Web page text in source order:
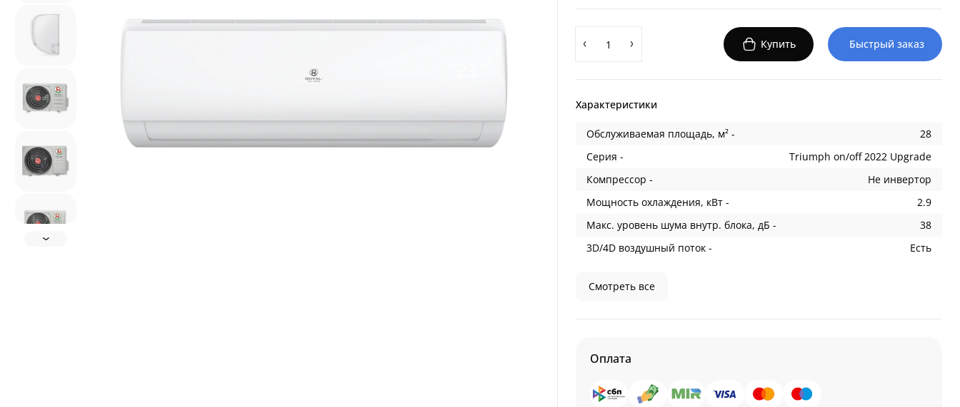
Купить Быстрый заказ
Характеристики
Обслуживаемая площадь, м² -
28
Серия -
Triumph on/off 2022 Upgrade
Компрессор -
Не инвертор
Мощность охлаждения, кВт -
2.9
Макс. уровень шума внутр. блока, дБ -
38
3D/4D воздушный поток -
Есть
Смотреть все
Оплата